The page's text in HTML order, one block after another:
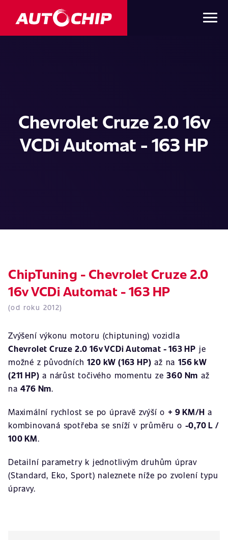
Chevrolet Cruze 2.0 16v
VCDi Automat - 163 HP
ChipTuning - Chevrolet Cruze 2.0
16v VCDi Automat - 163 HP
(od roku 2012)
Zvýšení výkonu motoru (chiptuning) vozidla
Chevrolet Cruze 2.0 16v VCDi Automat - 163 HP je
možné z původních120 kW (163 HP) až na156 kW
(211 HP) a nárůst točivého momentu ze360 Nm až
na476 Nm.
Maximální rychlost se po úpravě zvýší o + 9 KM/H a
kombinovaná spotřeba se sníží v průměru o -0,70 L /
100 KM.
Detailní parametry k jednotlivým druhům úprav
(Standard, Eko, Sport) naleznete níže po zvolení typu
úpravy.